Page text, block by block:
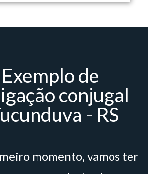
Exemplo de
conjugal
- RS
momento, vamos ter